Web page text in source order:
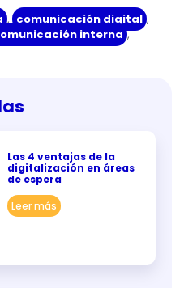
, comunicación digital ,
interna ,
Las 4 ventajas de la
digitalización en áreas
de espera
Leer más